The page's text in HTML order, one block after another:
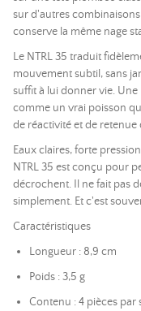
sur d'autres
conserve la même nage
Le NTRL 35 traduit
mouvement subtil, sans
suffit à lui donner vie.
comme un vrai poisson
de réactivité et de
Eaux claires, forte
NTRL 35 est conçu pour
décrochent. Il ne fait pas
simplement. Et c'est
Caractéristiques
Longueur : 8,9 cm
Poids : 3,5 g
Contenu : 4 pièces par